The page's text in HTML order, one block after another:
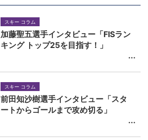
スキー コラム
加藤聖五選手インタビュー「FISラン
キング トップ25を目指す！」
スキー コラム
前田知沙樹選手インタビュー「スタ
ートからゴールまで攻め切る」